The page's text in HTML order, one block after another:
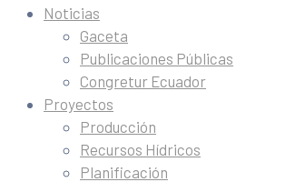
Noticias
Gaceta
Publicaciones Públicas
Congretur Ecuador
Proyectos
Producción
Recursos Hídricos
Planificación